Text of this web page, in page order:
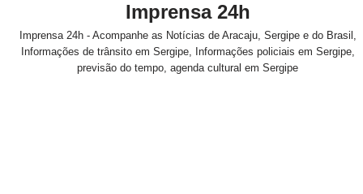
Imprensa 24h
Imprensa 24h - Acompanhe as Notícias de Aracaju, Sergipe e do Brasil,
Informações de trânsito em Sergipe, Informações policiais em Sergipe,
previsão do tempo, agenda cultural em Sergipe